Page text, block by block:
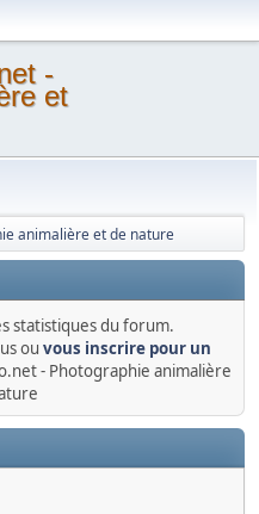
-
et
animalière et de nature
statistiques du forum.
ou vous inscrire pour un
- Photographie animalière